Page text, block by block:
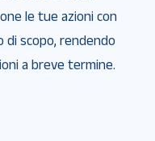
le tue azioni con
di scopo, rendendo
a breve termine.